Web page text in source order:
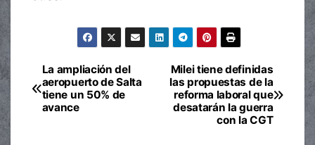
Navegación
de
Milei tiene definidas
las propuestas de la
reforma laboral que
desatarán la guerra
con la CGT
La ampliación del
aeropuerto de Salta
tiene un 50% de
avance